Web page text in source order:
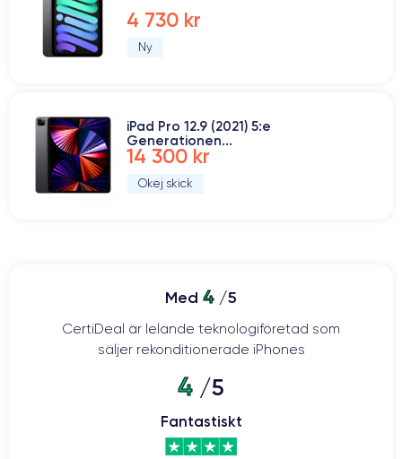
4 730 kr
Ny
iPad Pro 12.9 (2021) 5:e
Generationen...
14 300 kr
Okej skick
Med 4 /5
CertiDeal är lelande teknologiföretad som
säljer rekonditionerade iPhones
4 /5
Fantastiskt